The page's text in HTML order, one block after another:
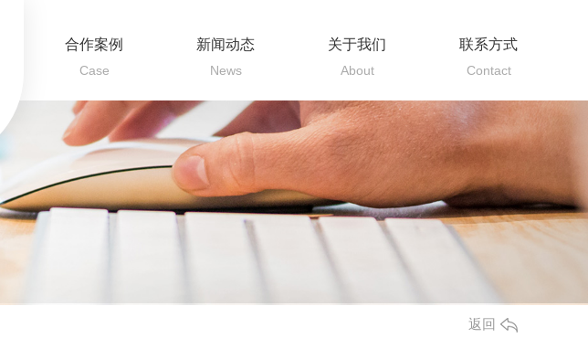
合作案例
Case
新闻动态
News
关于我们
About
联系方式
Contact
返回